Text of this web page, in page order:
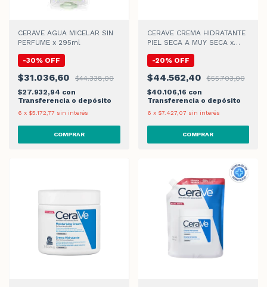
CERAVE AGUA MICELAR SIN
PERFUME x 295ml
-30% OFF
$31.036,60
$44.338,00
$27.932,94 con
Transferencia o depósito
6 x $5.172,77 sin interés
CERAVE CREMA HIDRATANTE
PIEL SECA A MUY SECA x
-20% OFF
$44.562,40
$55.703,00
$40.106,16 con
Transferencia o depósito
6 x $7.427,07 sin interés